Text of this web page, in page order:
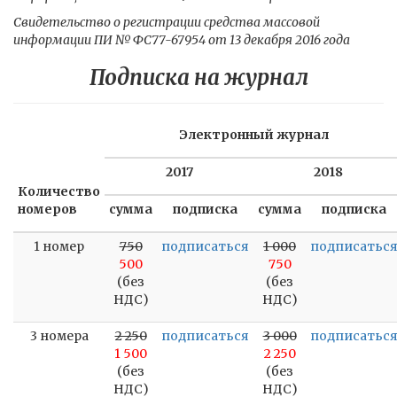
Свидетельство о регистрации средства массовой
информации ПИ № ФС77-67954 от 13 декабря 2016 года
Подписка на журнал
Количество
номеров
Электронный журнал
2017 2018
сумма подписка сумма подписка
1 номер
750
500
(без
НДС)
подписаться
1 000
750
(без
НДС)
подписаться
3 номера
2 250
1 500
(без
НДС)
подписаться
3 000
2 250
(без
НДС)
подписаться